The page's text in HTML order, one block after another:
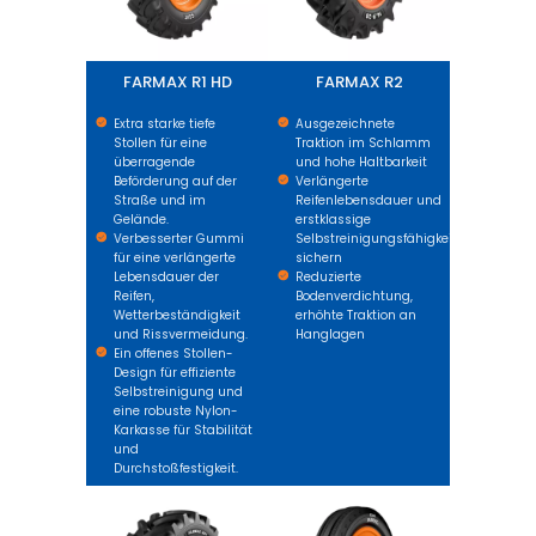
FARMAX R1 HD
Extra starke tiefe
Stollen für eine
überragende
Beförderung auf der
Straße und im
Gelände.
Verbesserter Gummi
für eine verlängerte
Lebensdauer der
Reifen,
Wetterbeständigkeit
und Rissvermeidung.
Ein offenes Stollen-
Design für effiziente
Selbstreinigung und
eine robuste Nylon-
Karkasse für Stabilität
und
Durchstoßfestigkeit.
FARMAX R2
Ausgezeichnete
Traktion im Schlamm
und hohe Haltbarkeit
Verlängerte
Reifenlebensdauer und
erstklassige
Selbstreinigungsfähigkeiten
sichern
Reduzierte
Bodenverdichtung,
erhöhte Traktion an
Hanglagen